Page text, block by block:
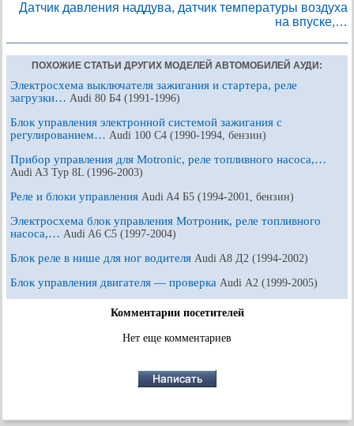
Датчик давления наддува, датчик температуры воздуха
на впуске,…
ПОХОЖИЕ СТАТЬИ ДРУГИХ МОДЕЛЕЙ АВТОМОБИЛЕЙ АУДИ:
Электросхема выключателя зажигания и стартера, реле
загрузки… Audi 80 Б4 (1991-1996)
Блок управления электронной системой зажигания с
регулированием… Audi 100 С4 (1990-1994, бензин)
Прибор управления для Motronic, реле топливного насоса,…
Audi A3 Typ 8L (1996-2003)
Реле и блоки управления Audi A4 Б5 (1994-2001, бензин)
Электросхема блок управления Мотроник, реле топливного
насоса,… Audi A6 С5 (1997-2004)
Блок реле в нише для ног водителя Audi A8 Д2 (1994-2002)
Блок управления двигателя — проверка Audi А2 (1999-2005)
Комментарии посетителей
Нет еще комментариев